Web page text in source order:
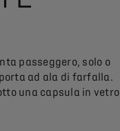
passeggero, solo o
ad ala di farfalla.
una capsula in vetro